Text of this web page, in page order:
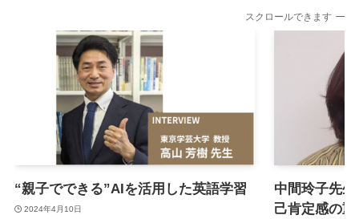
スクロールできます
“親子でできる”AIを活用した英語学習
2024年4月10日
中間玲子先
己肯定感の